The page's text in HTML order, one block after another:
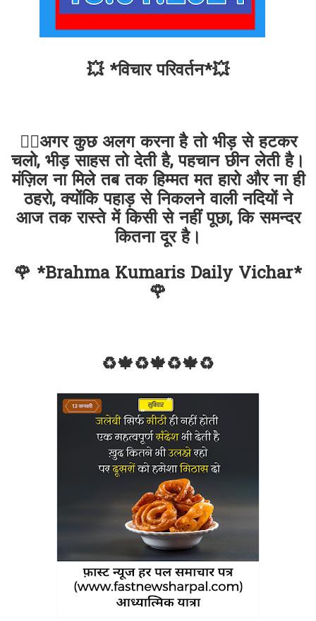
💥 *विचार परिवर्तन*💥
✍🏻अगर कुछ अलग करना है तो भीड़ से हटकर
चलो, भीड़ साहस तो देती है, पहचान छीन लेती है।
मंज़िल ना मिले तब तक हिम्मत मत हारो और ना ही
ठहरो, क्योंकि पहाड़ से निकलने वाली नदियों ने
आज तक रास्ते में किसी से नहीं पूछा, कि समन्दर
कितना दूर है।
🌹 *Brahma Kumaris Daily Vichar*
🌹
♻🍁♻🍁♻🍁♻